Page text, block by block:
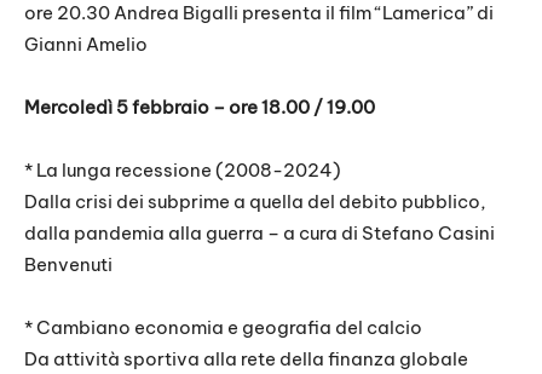
ore 20.30 Andrea Bigalli presenta il film “Lamerica” di
Gianni Amelio
Mercoledì 5 febbraio – ore 18.00 / 19.00
* La lunga recessione (2008-2024)
Dalla crisi dei subprime a quella del debito pubblico,
dalla pandemia alla guerra – a cura di Stefano Casini
Benvenuti
* Cambiano economia e geografia del calcio
Da attività sportiva alla rete della finanza globale